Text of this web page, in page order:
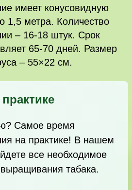
имеет конусовидную
1,5 метра. Количество
– 16-18 штук. Срок
65-70 дней. Размер
– 55×22 см.
Самое время
на практике! В нашем
все необходимое
табака.